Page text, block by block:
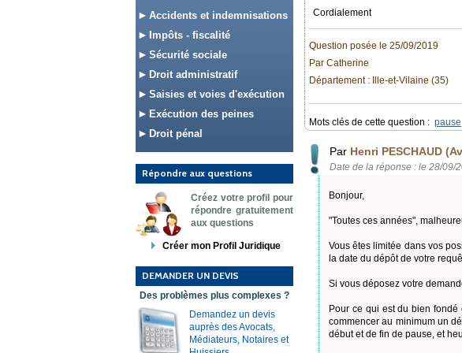
Accidents et indemnisations
Impôts - fiscalité
Sécurité sociale
Droit administratif
Saisies et voies d'exécution
Exécution des peines
Droit pénal
Répondre aux questions
Créez votre profil pour
répondre gratuitement
aux questions
Créer mon Profil Juridique
DEMANDER UN DEVIS
Des problèmes plus complexes ?
Demandez un devis
auprès des Avocats,
Médiateurs, Notaires et
Cordialement
Question posée le 25/09/2019
Par Catherine
Département : Ille-et-Vilaine (35)
Mots clés de cette question : pause
Par Henri PESCHAUD
Date de la réponse : le 28/09/
Bonjour,
"Toutes ces années",
Vous êtes limitée dans vos
la date du dépôt de votre
Si vous déposez votre
Pour ce qui est du bien
commencer au minimum un
début et de fin de pause, et